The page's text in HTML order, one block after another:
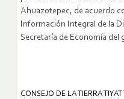
Ahuazotepec, de acuerdo
Información Integral de la
Secretaría de Economía del
CONSEJO DE LA TIERRA TIYAT